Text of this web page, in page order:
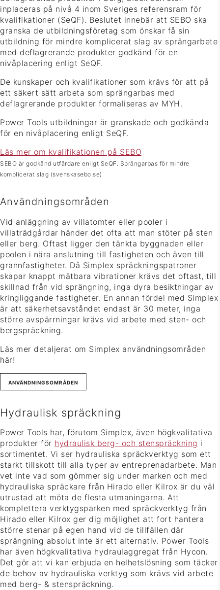
inplaceras på nivå 4 inom Sveriges referensram för
kvalifikationer (SeQF). Beslutet innebär att SEBO ska
granska de utbildningsföretag som önskar få sin
utbildning för mindre komplicerat slag av sprängarbete
med deflagrerande produkter godkänd för en
nivåplacering enligt SeQF.
De kunskaper och kvalifikationer som krävs för att på
ett säkert sätt arbeta som sprängarbas med
deflagrerande produkter formaliseras av MYH.
Power Tools utbildningar är granskade och godkända
för en nivåplacering enligt SeQF.
Läs mer om kvalifikationen på SEBO
SEBO är godkänd utfärdare enligt SeQF. Sprängarbas för mindre
komplicerat slag (svenskasebo.se)
Användningsområden
Vid anläggning av villatomter eller pooler i
villaträdgårdar händer det ofta att man stöter på sten
eller berg. Oftast ligger den tänkta byggnaden eller
poolen i nära anslutning till fastigheten och även till
grannfastigheter. Då Simplex spräckningspatroner
skapar knappt mätbara vibrationer krävs det oftast, till
skillnad från vid sprängning, inga dyra besiktningar av
kringliggande fastigheter. En annan fördel med Simplex
är att säkerhetsavståndet endast är 30 meter, inga
större avspärrningar krävs vid arbete med sten- och
bergspräckning.
Läs mer detaljerat om Simplex användningsområden
här!
ANVÄNDNINGSOMRÅDEN
Hydraulisk spräckning
Power Tools har, förutom Simplex, även högkvalitativa
produkter för hydraulisk berg- och stenspräckning i
sortimentet. Vi ser hydrauliska spräckverktyg som ett
starkt tillskott till alla typer av entreprenadarbete. Man
vet inte vad som gömmer sig under marken och med
hydrauliska spräckare från Hirado eller Kilrox är du väl
utrustad att möta de flesta utmaningarna. Att
komplettera verktygsparken med spräckverktyg från
Hirado eller Kilrox ger dig möjlighet att fort hantera
större stenar på egen hand vid de tillfällen där
sprängning absolut inte är ett alternativ. Power Tools
har även högkvalitativa hydraulaggregat från Hycon.
Det gör att vi kan erbjuda en helhetslösning som täcker
de behov av hydrauliska verktyg som krävs vid arbete
med berg- & stenspräckning.